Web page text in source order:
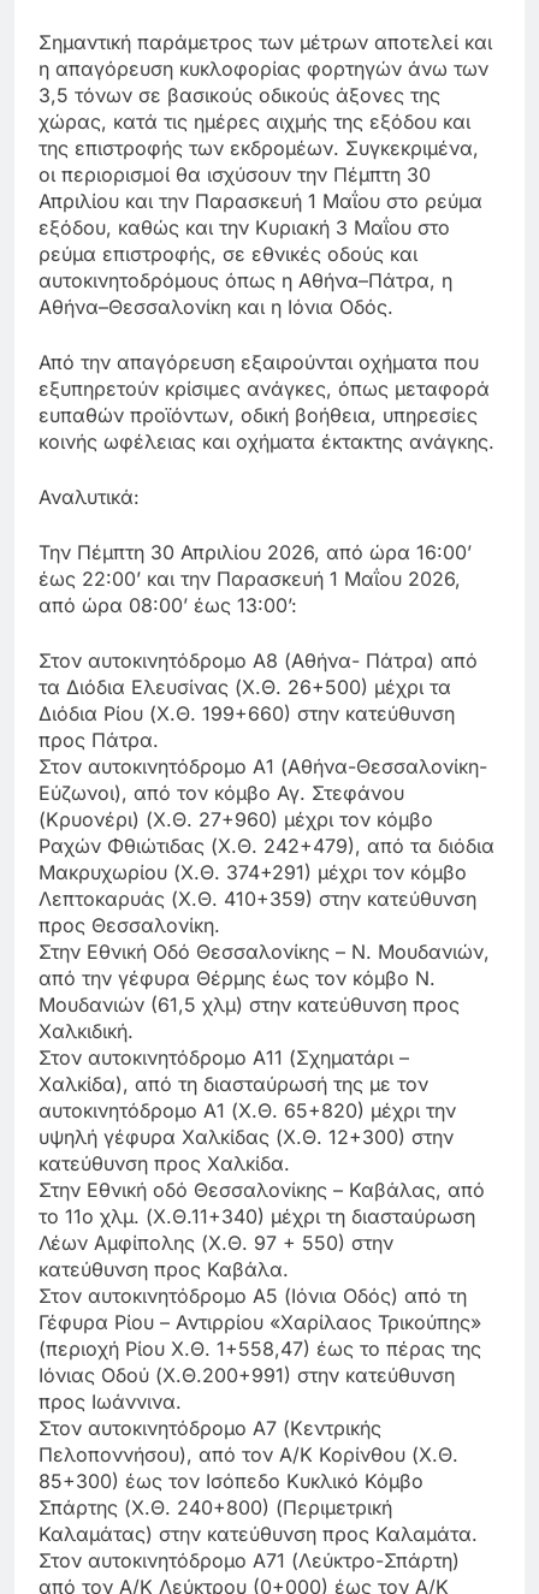
Σημαντική παράμετρος των μέτρων αποτελεί και
η απαγόρευση κυκλοφορίας φορτηγών άνω των
3,5 τόνων σε βασικούς οδικούς άξονες της
χώρας, κατά τις ημέρες αιχμής της εξόδου και
της επιστροφής των εκδρομέων. Συγκεκριμένα,
οι περιορισμοί θα ισχύσουν την Πέμπτη 30
Απριλίου και την Παρασκευή 1 Μαΐου στο ρεύμα
εξόδου, καθώς και την Κυριακή 3 Μαΐου στο
ρεύμα επιστροφής, σε εθνικές οδούς και
αυτοκινητοδρόμους όπως η Αθήνα–Πάτρα, η
Αθήνα–Θεσσαλονίκη και η Ιόνια Οδός.
Από την απαγόρευση εξαιρούνται οχήματα που
εξυπηρετούν κρίσιμες ανάγκες, όπως μεταφορά
ευπαθών προϊόντων, οδική βοήθεια, υπηρεσίες
κοινής ωφέλειας και οχήματα έκτακτης ανάγκης.
Αναλυτικά:
Την Πέμπτη 30 Απριλίου 2026, από ώρα 16:00’
έως 22:00’ και την Παρασκευή 1 Μαΐου 2026,
από ώρα 08:00’ έως 13:00’:
Στον αυτοκινητόδρομο Α8 (Αθήνα- Πάτρα) από
τα Διόδια Ελευσίνας (Χ.Θ. 26+500) μέχρι τα
Διόδια Ρίου (Χ.Θ. 199+660) στην κατεύθυνση
προς Πάτρα.
Στον αυτοκινητόδρομο Α1 (Αθήνα-Θεσσαλονίκη-
Εύζωνοι), από τον κόμβο Αγ. Στεφάνου
(Κρυονέρι) (Χ.Θ. 27+960) μέχρι τον κόμβο
Ραχών Φθιώτιδας (Χ.Θ. 242+479), από τα διόδια
Μακρυχωρίου (Χ.Θ. 374+291) μέχρι τον κόμβο
Λεπτοκαρυάς (Χ.Θ. 410+359) στην κατεύθυνση
προς Θεσσαλονίκη.
Στην Εθνική Οδό Θεσσαλονίκης – Ν. Μουδανιών,
από την γέφυρα Θέρμης έως τον κόμβο Ν.
Μουδανιών (61,5 χλμ) στην κατεύθυνση προς
Χαλκιδική.
Στον αυτοκινητόδρομο Α11 (Σχηματάρι –
Χαλκίδα), από τη διασταύρωσή της με τον
αυτοκινητόδρομο Α1 (Χ.Θ. 65+820) μέχρι την
υψηλή γέφυρα Χαλκίδας (Χ.Θ. 12+300) στην
κατεύθυνση προς Χαλκίδα.
Στην Εθνική οδό Θεσσαλονίκης – Καβάλας, από
το 11ο χλμ. (Χ.Θ.11+340) μέχρι τη διασταύρωση
Λέων Αμφίπολης (Χ.Θ. 97 + 550) στην
κατεύθυνση προς Καβάλα.
Στον αυτοκινητόδρομο Α5 (Ιόνια Οδός) από τη
Γέφυρα Ρίου – Αντιρρίου «Χαρίλαος Τρικούπης»
(περιοχή Ρίου Χ.Θ. 1+558,47) έως το πέρας της
Ιόνιας Οδού (Χ.Θ.200+991) στην κατεύθυνση
προς Ιωάννινα.
Στον αυτοκινητόδρομο Α7 (Κεντρικής
Πελοποννήσου), από τον Α/Κ Κορίνθου (Χ.Θ.
85+300) έως τον Ισόπεδο Κυκλικό Κόμβο
Σπάρτης (Χ.Θ. 240+800) (Περιμετρική
Καλαμάτας) στην κατεύθυνση προς Καλαμάτα.
Στον αυτοκινητόδρομο Α71 (Λεύκτρο-Σπάρτη)
από τον Α/Κ Λεύκτρου (0+000) έως τον Α/Κ